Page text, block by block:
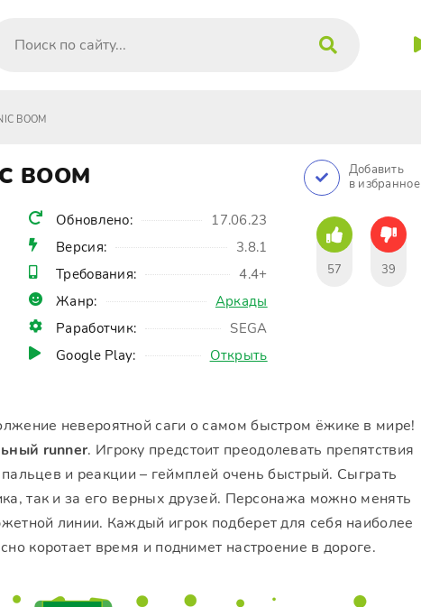
BOOM
BOOM
Обновлено:
17.06.23
Версия:
3.8.1
Требования:
4.4+
Жанр:
Аркады
Раработчик:
SEGA
Google Play:
Открыть
Добавить
в избранное
57 39
невероятной саги о самом быстром ёжике в мире!
runner. Игроку предстоит преодолевать препятствия
пальцев и реакции – геймплей очень быстрый. Сыграть
так и за его верных друзей. Персонажа можно менять
линии. Каждый игрок подберет для себя наиболее
коротает время и поднимет настроение в дороге.